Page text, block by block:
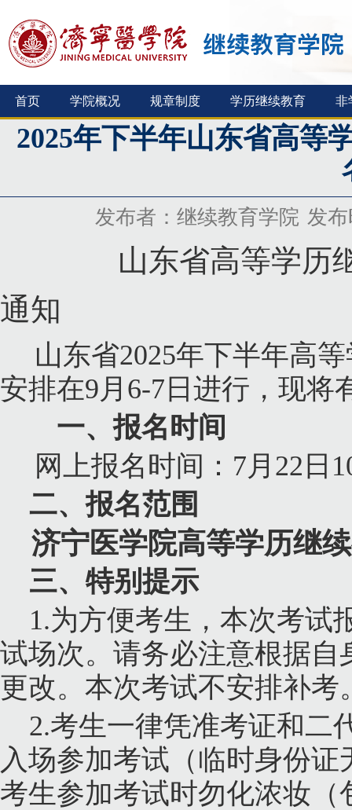
首页 学院概况 规章制度 学历继续教育 非
2025年下半年山东省高等
发布者：继续教育学院 发
山东省高等学历继续
通知
山东省2025年下半年高
安排在9月 6-7 日进行，现将
一、报名时间
网上报名时间： 7月 22 日
二、报名范围
济宁医学院高等学历继
三、特别提示
1.为方便考生，本次考试
试场次。请务必注意根据
更改。本次考试不安排补考
2.考生一律凭准考证和二
入场参加考试（临时身份
考生参加考试时勿化浓妆（